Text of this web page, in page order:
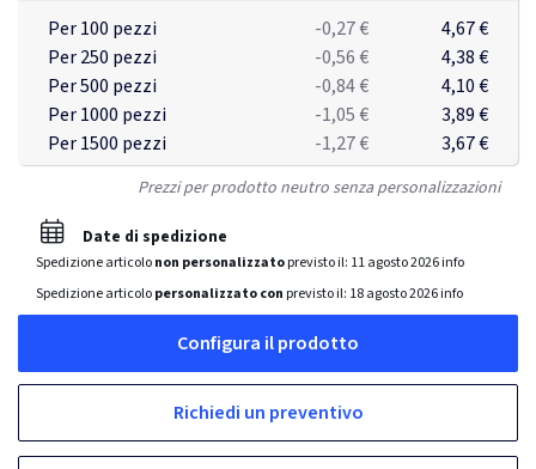
Per 100 pezzi -0,27 €
4,67 €
Per 250 pezzi
-0,56 €
4,38 €
Per 500 pezzi
-0,84 €
4,10 €
Per 1000 pezzi
-1,05 €
3,89 €
Per 1500 pezzi
-1,27 € 3,67 €
Prezzi per prodotto neutro senza personalizzazioni
Date di spedizione
Spedizione articolonon personalizzatoprevisto il: 11 agosto 2026info
Spedizione articolopersonalizzato con previsto il: 18 agosto 2026info
Configura il prodotto
Richiedi un preventivo